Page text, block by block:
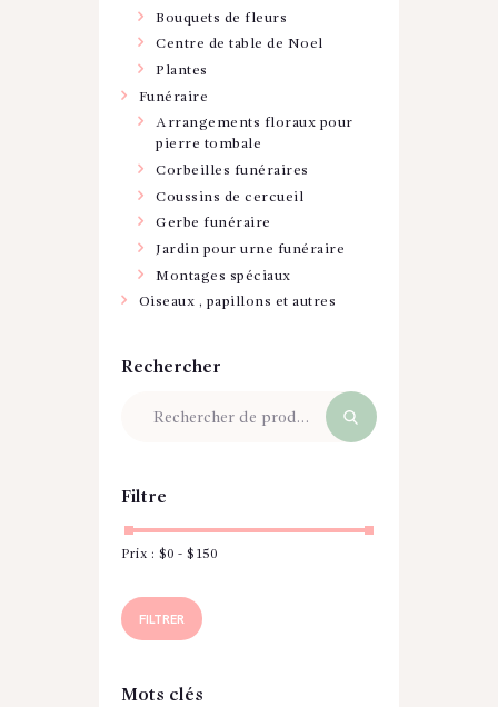
Bouquets de fleurs
Centre de table de Noel
Plantes
Funéraire
Arrangements floraux pour
pierre tombale
Corbeilles funéraires
Coussins de cercueil
Gerbe funéraire
Jardin pour urne funéraire
Montages spéciaux
Oiseaux , papillons et autres
Rechercher
Filtre
FILTRER
Prix : $0 - $150
Mots clés